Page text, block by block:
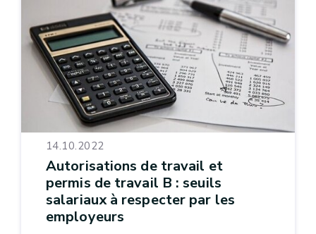
14.10.2022
Autorisations de travail et
permis de travail B : seuils
salariaux à respecter par les
employeurs